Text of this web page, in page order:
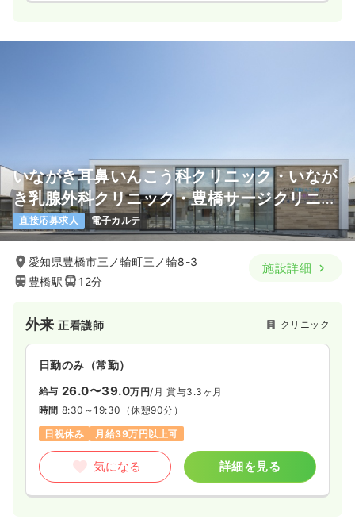
いながき耳鼻いんこう科クリニック・いなが
き乳腺外科クリニック・豊橋サージクリニッ
ク
直接応募求人 電子カルテ
愛知県豊橋市三ノ輪町三ノ輪8-3
豊橋駅
12分
施設詳細
外来正看護師 クリニック
日勤のみ（常勤）
給与 26.0〜39.0万円/月 賞与3.3ヶ月
時間 8:30～19:30 （休憩90分）
日祝休み
月給39万円以上可
気になる 詳細を見る